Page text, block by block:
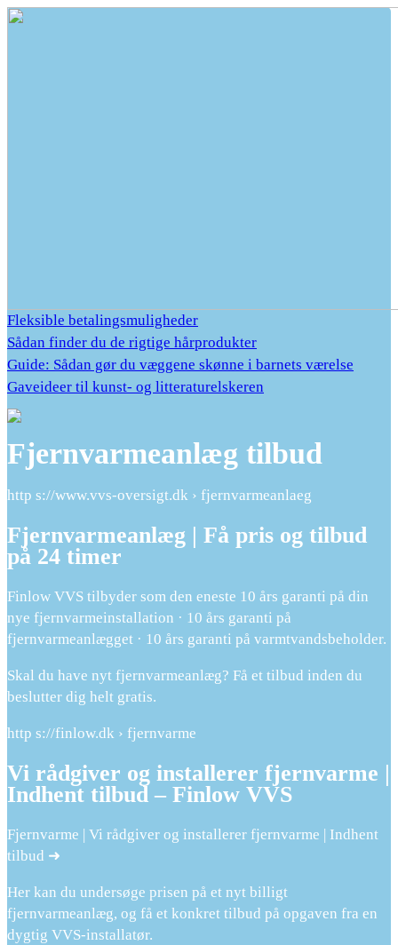
Fleksible betalingsmuligheder
Sådan finder du de rigtige hårprodukter
Guide: Sådan gør du væggene skønne i barnets værelse
Gaveideer til kunst- og litteraturelskeren
Fjernvarmeanlæg tilbud
http s://www.vvs-oversigt.dk › fjernvarmeanlaeg
Fjernvarmeanlæg | Få pris og tilbud
på 24 timer
Finlow VVS tilbyder som den eneste 10 års garanti på din
nye fjernvarmeinstallation · 10 års garanti på
fjernvarmeanlægget · 10 års garanti på varmtvandsbeholder.
Skal du have nyt fjernvarmeanlæg? Få et tilbud inden du
beslutter dig helt gratis.
http s://finlow.dk › fjernvarme
Vi rådgiver og installerer fjernvarme |
Indhent tilbud – Finlow VVS
Fjernvarme | Vi rådgiver og installerer fjernvarme | Indhent
tilbud ➜
Her kan du undersøge prisen på et nyt billigt
fjernvarmeanlæg, og få et konkret tilbud på opgaven fra en
dygtig VVS-installatør.